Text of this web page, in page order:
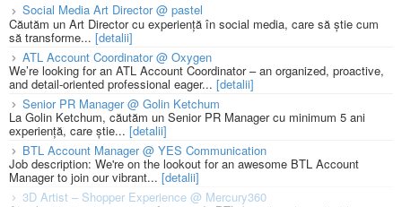
Social Media Art Director @ pastel
Căutăm un Art Director cu experiență în social media, care să știe cum
să transforme... [detalii]
ATL Account Coordinator @ Oxygen
We’re looking for an ATL Account Coordinator – an organized, proactive,
and detail-oriented professional eager... [detalii]
Senior PR Manager @ Golin Ketchum
La Golin Ketchum, căutăm un Senior PR Manager cu minimum 5 ani
experiență, care știe... [detalii]
BTL Account Manager @ YES Communication
Job description: We're on the lookout for an awesome BTL Account
Manager to join our vibrant... [detalii]
3D Artist – Shopper Experience @ Mercury360